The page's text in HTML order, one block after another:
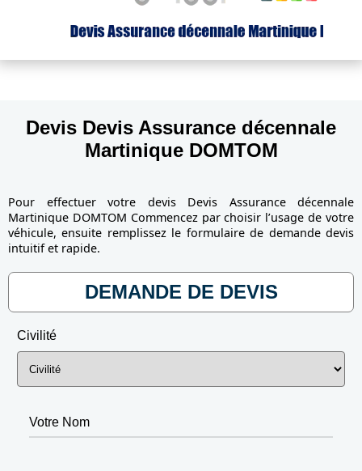
Devis Devis Assurance décennale
Martinique DOMTOM
Pour effectuer votre devis Devis Assurance décennale
Martinique DOMTOM Commencez par choisir l’usage de votre
véhicule, ensuite remplissez le formulaire de demande devis
intuitif et rapide.
DEMANDE DE DEVIS
Civilité
Votre Nom